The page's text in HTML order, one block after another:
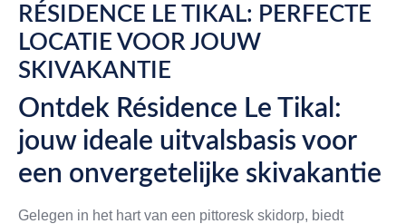
RÉSIDENCE LE TIKAL: PERFECTE
LOCATIE VOOR JOUW
SKIVAKANTIE
Ontdek Résidence Le Tikal:
jouw ideale uitvalsbasis voor
een onvergetelijke skivakantie
Gelegen in het hart van een pittoresk skidorp, biedt